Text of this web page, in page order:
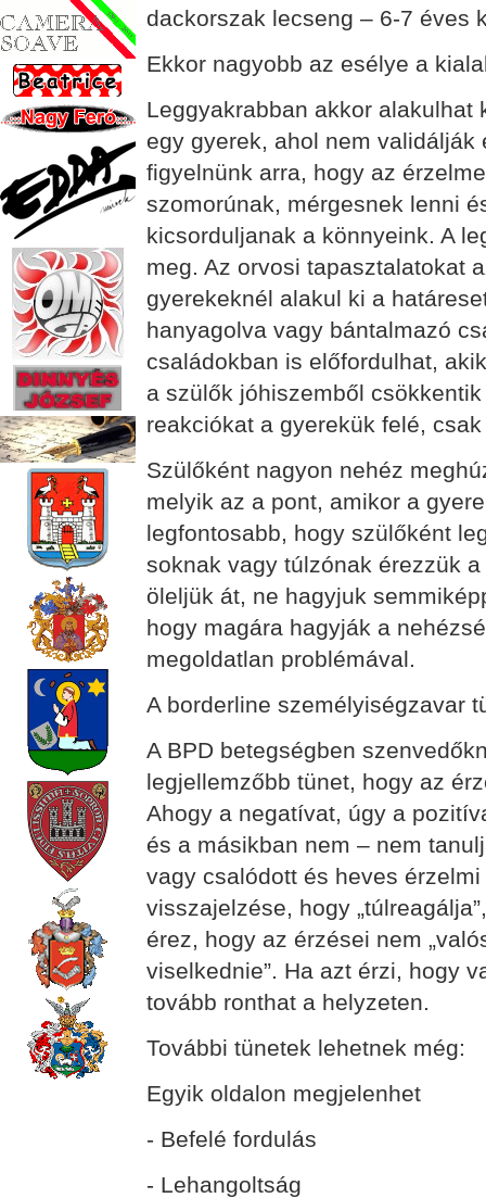
dackorszak lecseng – 6-7 éves
Ekkor nagyobb az esélye a
Leggyakrabban akkor alakulhat
egy gyerek, ahol nem
figyelnünk arra, hogy az
szomorúnak, mérgesnek lenni
kicsorduljanak a könnyeink. A
meg. Az orvosi tapasztalatokat
gyerekeknél alakul ki a
hanyagolva vagy bántalmazó
családokban is előfordulhat,
a szülők jóhiszemből
reakciókat a gyerekük felé,
Szülőként nagyon nehéz
melyik az a pont, amikor a
legfontosabb, hogy szülőként
soknak vagy túlzónak érezzük
öleljük át, ne hagyjuk
hogy magára hagyják a
megoldatlan problémával.
A borderline személyiségzavar
A BPD betegségben
legjellemzőbb tünet, hogy az
Ahogy a negatívat, úgy a
és a másikban nem – nem
vagy csalódott és heves
visszajelzése, hogy
érez, hogy az érzései nem
viselkednie”. Ha azt érzi, hogy
tovább ronthat a helyzeten.
További tünetek lehetnek még:
Egyik oldalon megjelenhet
- Befelé fordulás
- Lehangoltság